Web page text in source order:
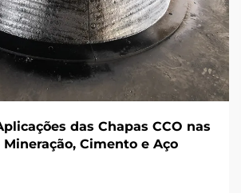
das Chapas CCO nas
Cimento e Aço